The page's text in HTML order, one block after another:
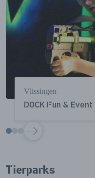
DOCK Fun &
Vlissingen
VOLGENDE
Tierparks